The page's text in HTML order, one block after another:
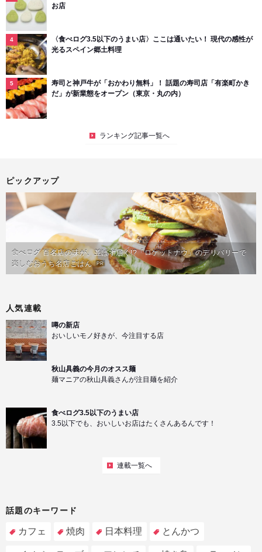
お店
〈食べログ3.5以下のうまい店〉ここは通いたい！ 現代の感性が
光るスペイン郷土料理
寿司と神戸牛が「おかわり無料」！ 話題の寿司店「有楽町かき
だ」が新業態をオープン（東京・丸の内）
ランキング記事一覧へ
ピックアップ
食べログ 百名店の味が、並ばず届く!?「ロケットナウ」のデリバリーで
楽しむおうち名店ごはん PR
人気連載
噂の新店
おいしいモノ好きが、今注目する店
秋山具義の今月のオスス麺
麺マニアの秋山具義さんが注目麺を紹介
食べログ3.5以下のうまい店
3.5以下でも、おいしいお店はたくさんあるんです！
連載一覧へ
話題のキーワード
カフェ 焼肉 日本料理 とんかつ